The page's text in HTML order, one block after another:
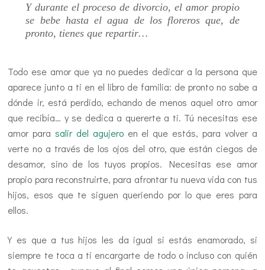
Y durante el proceso de divorcio, el amor propio
se bebe hasta el agua de los floreros que, de
pronto, tienes que repartir…
Todo ese amor que ya no puedes dedicar a la persona que
aparece junto a ti en el libro de familia: de pronto no sabe a
dónde ir, está perdido, echando de menos aquel otro amor
que recibía… y se dedica a quererte a ti. Tú necesitas ese
amor parasalir del agujeroen el que estás, para volver a
verte no a través de los ojos del otro, que están ciegos de
desamor, sino de los tuyos propios. Necesitas ese amor
propio para reconstruirte, para afrontar tu nueva vida con tus
hijos, esos que te siguen queriendo por lo que eres para
ellos.
Y es que a tus hijos les da igual si estás enamorado, si
siempre te toca a ti encargarte de todo o incluso con quién